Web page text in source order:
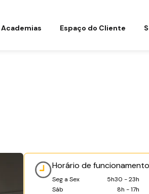
Academias Espaço do Cliente
Horário de funcionamento
Seg a Sex
5h30 - 23h
Sáb
8h - 17h